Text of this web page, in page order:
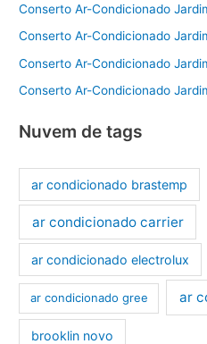
Conserto Ar-Condicionado
Conserto Ar-Condicionado
Conserto Ar-Condicionado
Conserto Ar-Condicionado
Nuvem de tags
ar condicionado brastemp
ar condicionado carrier
ar condicionado electrolux
ar condicionado gree ar
brooklin novo